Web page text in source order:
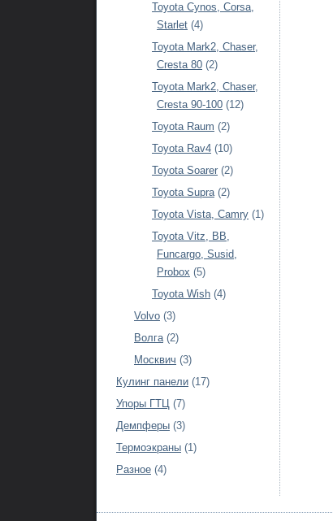
Toyota Cynos, Corsa,
Starlet (4)
Toyota Mark2, Chaser,
Cresta 80 (2)
Toyota Mark2, Chaser,
Cresta 90-100 (12)
Toyota Raum (2)
Toyota Rav4 (10)
Toyota Soarer (2)
Toyota Supra (2)
Toyota Vista, Camry (1)
Toyota Vitz, BB,
Funcargo, Susid,
Probox (5)
Toyota Wish (4)
Volvo (3)
Волга (2)
Москвич (3)
Кулинг панели (17)
Упоры ГТЦ (7)
Демпферы (3)
Термоэкраны (1)
Разное (4)